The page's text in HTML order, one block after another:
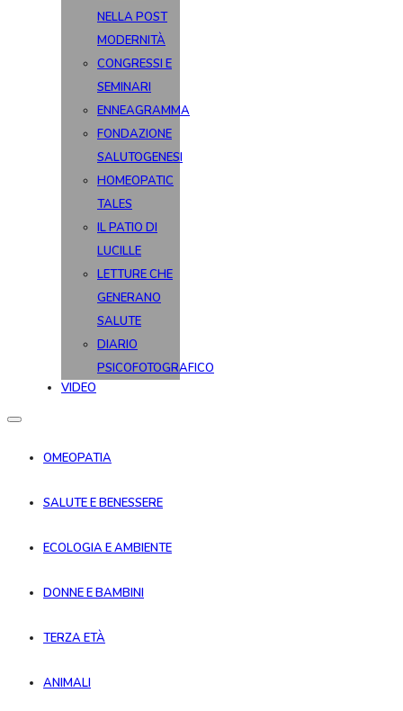
NELLA POST
MODERNITÀ
CONGRESSI E
SEMINARI
ENNEAGRAMMA
FONDAZIONE
SALUTOGENESI
HOMEOPATIC
TALES
IL PATIO DI
LUCILLE
LETTURE CHE
GENERANO
SALUTE
DIARIO
PSICOFOTOGRAFICO
VIDEO
OMEOPATIA
SALUTE E BENESSERE
ECOLOGIA E AMBIENTE
DONNE E BAMBINI
TERZA ETÀ
ANIMALI